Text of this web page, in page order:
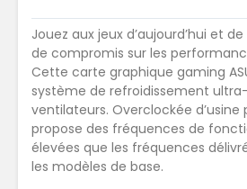
Jouez aux jeux d’aujourd’hui et
de compromis sur les
Cette carte graphique gaming
système de refroidissement
ventilateurs. Overclockée
propose des fréquences de
élevées que les fréquences
les modèles de base.